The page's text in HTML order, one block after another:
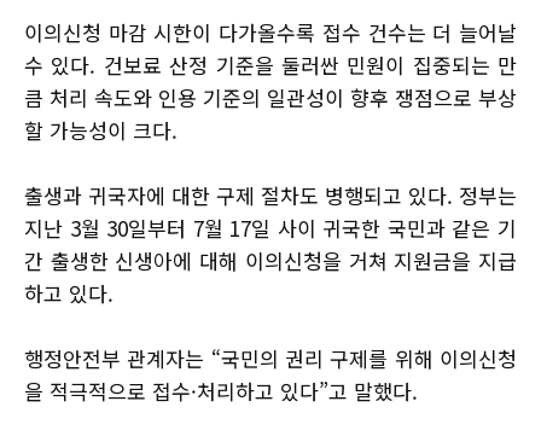
이의신청 마감 시한이 다가올수록 접수 건수는 더 늘어날
수 있다. 건보료 산정 기준을 둘러싼 민원이 집중되는 만
큼 처리 속도와 인용 기준의 일관성이 향후 쟁점으로 부상
할 가능성이 크다.
출생과 귀국자에 대한 구제 절차도 병행되고 있다. 정부는
지난 3월 30일부터 7월 17일 사이 귀국한 국민과 같은 기
간 출생한 신생아에 대해 이의신청을 거쳐 지원금을 지급
하고 있다.
행정안전부 관계자는 “국민의 권리 구제를 위해 이의신청
을 적극적으로 접수·처리하고 있다”고 말했다.